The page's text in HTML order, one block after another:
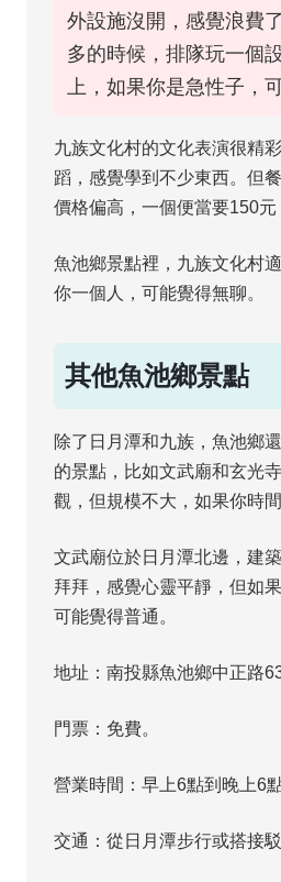
外設施沒開，感覺浪費
多的時候，排隊玩一個
上，如果你是急性子，
九族文化村的文化表演很精
蹈，感覺學到不少東西。但
價格偏高，一個便當要150元
魚池鄉景點裡，九族文化村
你一個人，可能覺得無聊。
其他魚池鄉景點
除了日月潭和九族，魚池鄉
的景點，比如文武廟和玄光
觀，但規模不大，如果你時
文武廟位於日月潭北邊，建
拜拜，感覺心靈平靜，但如
可能覺得普通。
地址：南投縣魚池鄉中正路63
門票：免費。
營業時間：早上6點到晚上6點
交通：從日月潭步行或搭接駁